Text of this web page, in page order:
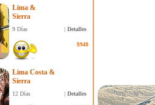
Lima &
Sierra
| Detalles
9 Días
$948
Lima Costa &
Sierra
| Detalles
12 Días